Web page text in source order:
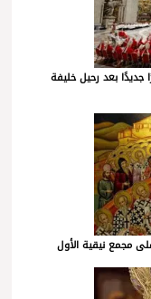
جديدًا بعد رحيل خليفة